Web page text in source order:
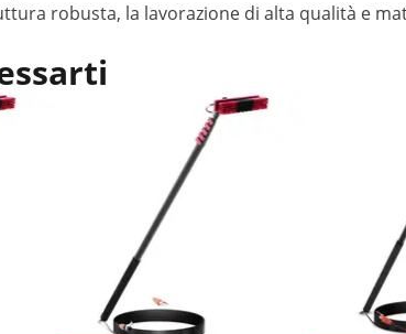
robusta, la lavorazione di alta qualità e